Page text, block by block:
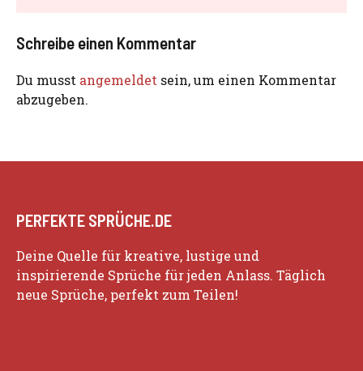
Schreibe einen Kommentar
Du musst angemeldet sein, um einen Kommentar
abzugeben.
PERFEKTE SPRÜCHE.DE
Deine Quelle für kreative, lustige und
inspirierende Sprüche für jeden Anlass. Täglich
neue Sprüche, perfekt zum Teilen!